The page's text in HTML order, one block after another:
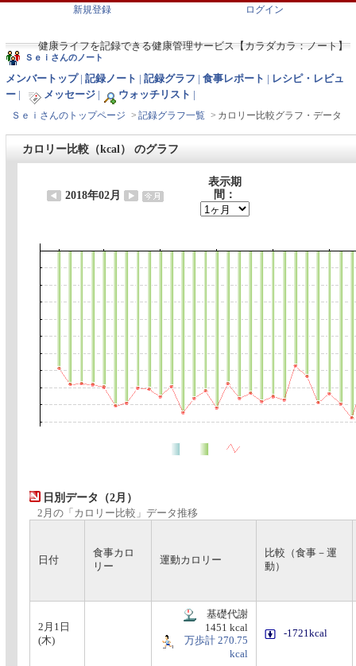
健康ライフを記録できる健康管理サービス【カラダカラ：ノート】
新規登録 ログイン
Ｓｅｉさんのノート
メンバートップ| 記録ノート 記録グラフ 食事レポート
レシピ・レビュ
ー
メッセージ ウォッチリスト
Ｓｅｉさんのトップページ > 記録グラフ一覧 > カロリー比較グラフ・データ
カロリー比較（kcal） のグラフ
2018年02月
表示期
間：
日別データ（2月）
2月の「カロリー比較」データ推移
日付
食事カロ
リー
運動カロリー
比較（食事－運
動）
2月1日
(木)
基礎代謝
1451 kcal
万歩計 270.75
kcal
-1721kcal